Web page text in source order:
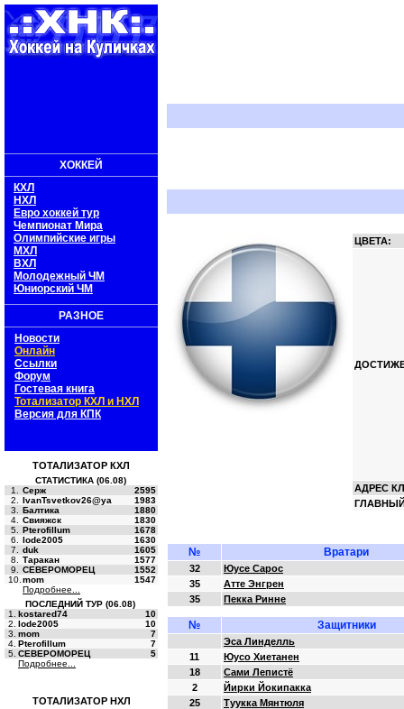
ХОККЕЙ
КХЛ
НХЛ
Евро хоккей тур
Чемпионат Мира
Олимпийские игры
МХЛ
ВХЛ
Молодежный ЧМ
Юниорский ЧМ
РАЗНОЕ
Новости
Онлайн
Ссылки
Форум
Гостевая книга
Тотализатор КХЛ и НХЛ
Версия для КПК
ТОТАЛИЗАТОР КХЛ
СТАТИСТИКА (06.08)
1.
Серж
2595
2.
IvanTsvetkov26@ya
1983
3.
Балтика
1880
4.
Свияжск
1830
5.
Pterofillum
1678
6.
lode2005
1630
7.
duk
1605
8.
Таракан
1577
9.
СЕВЕРОМОРЕЦ
1552
10. mom
1547
Подробнее...
ПОСЛЕДНИЙ ТУР (06.08)
1.
kostared74
10
2. lode2005
10
3. mom
7
4. Pterofillum
7
5. СЕВЕРОМОРЕЦ
5
Подробнее...
ТОТАЛИЗАТОР НХЛ
ЦВЕТА:
АДРЕС
№ Вратари
32 Юусе Сарос
35
Атте Энгрен
35
Пекка Ринне
№ Защитники
Эса Линделль
11
Юусо Хиетанен
18
Сами Лепистё
2
Йирки Йокипакка
25
Туукка Мянтюля